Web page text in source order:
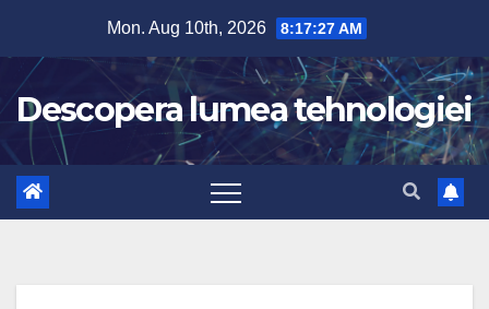
content
Mon. Aug 10th, 2026 8:17:28 AM
Descopera lumea tehnologiei